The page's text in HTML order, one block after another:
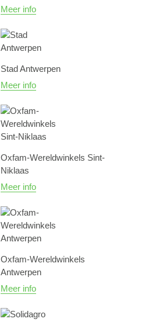
Meer info
Stad Antwerpen
Meer info
Oxfam-Wereldwinkels Sint-
Niklaas
Meer info
Oxfam-Wereldwinkels
Antwerpen
Meer info